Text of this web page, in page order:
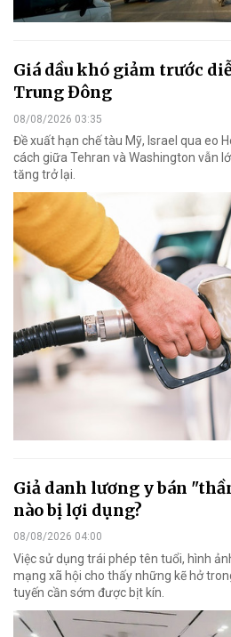
Giá dầu khó giảm trước
Trung Đông
08/08/2026 03:35
Đề xuất hạn chế tàu Mỹ, Israel qua eo
cách giữa Tehran và Washington vẫn
tăng trở lại.
Giả danh lương y bán
nào bị lợi dụng?
08/08/2026 04:00
Việc sử dụng trái phép tên tuổi, hình
mạng xã hội cho thấy những kẽ hở
tuyến cần sớm được bịt kín.